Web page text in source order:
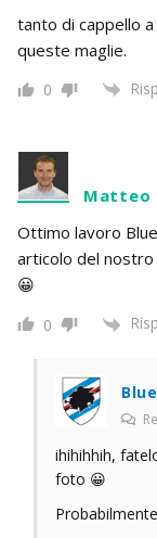
tanto di cappello
queste maglie.
0
Matteo
Ottimo lavoro
articolo del nostro
😀
0
ihihihhih,
foto 😀